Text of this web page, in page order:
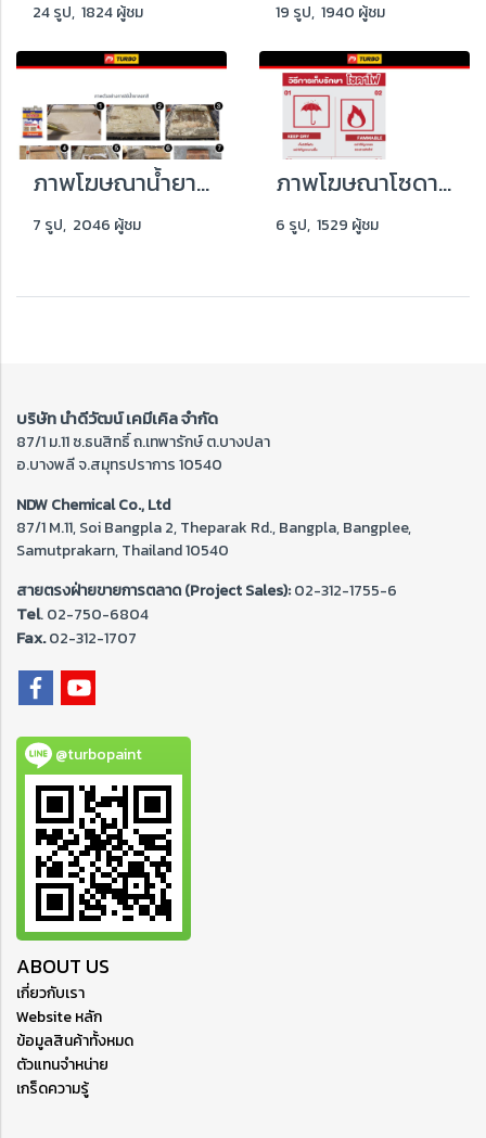
24 รูป, 1824 ผู้ชม 19 รูป, 1940 ผู้ชม
ภาพโฆษณาน้ำยาลอกสี
7 รูป, 2046 ผู้ชม
ภาพโฆษณาโซดาไฟราคาส่ง
6 รูป, 1529 ผู้ชม
บริษัท นำดีวัฒน์ เคมีเคิล จำกัด
87/1 ม.11 ซ.ธนสิทธิ์ ถ.เทพารักษ์ ต.บางปลา
อ.บางพลี จ.สมุทรปราการ 10540
NDW Chemical Co., Ltd
87/1 M.11, Soi Bangpla 2, Theparak Rd., Bangpla, Bangplee,
Samutprakarn, Thailand 10540
สายตรงฝ่ายขายการตลาด (Project Sales):02-312-1755-6
Tel. 02-750-6804
Fax.02-312-1707
@turbopaint
ABOUT US
เกี่ยวกับเรา
Website หลัก
ข้อมูลสินค้าทั้งหมด
ตัวแทนจำหน่าย
เกร็ดความรู้